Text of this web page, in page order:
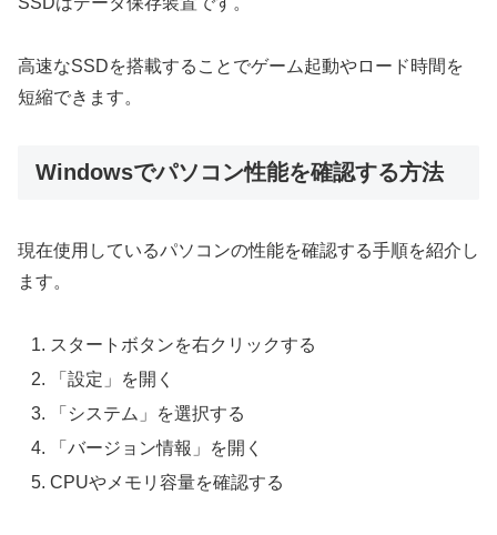
高速なSSDを搭載することでゲーム起動やロード時間を
短縮できます。
Windowsでパソコン性能を確認する方法
現在使用しているパソコンの性能を確認する手順を紹介し
ます。
スタートボタンを右クリックする
「設定」を開く
「システム」を選択する
「バージョン情報」を開く
CPUやメモリ容量を確認する